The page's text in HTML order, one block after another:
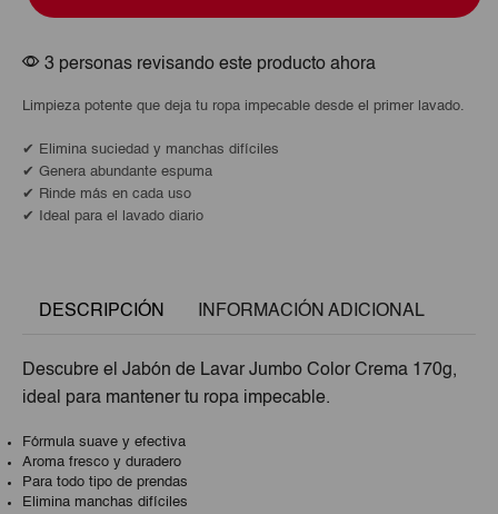
3 personas revisando este producto ahora
Limpieza potente que deja tu ropa impecable desde el primer lavado.
✔ Elimina suciedad y manchas difíciles
✔ Genera abundante espuma
✔ Rinde más en cada uso
✔ Ideal para el lavado diario
DESCRIPCIÓN INFORMACIÓN ADICIONAL
Descubre el Jabón de Lavar Jumbo Color Crema 170g,
ideal para mantener tu ropa impecable.
Fórmula suave y efectiva
Aroma fresco y duradero
Para todo tipo de prendas
Elimina manchas difíciles